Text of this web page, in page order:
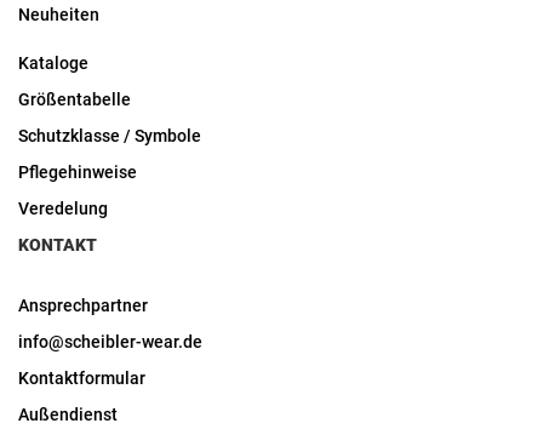
Neuheiten
Kataloge
Größentabelle
Schutzklasse / Symbole
Pflegehinweise
Veredelung
KONTAKT
Ansprechpartner
info@scheibler-wear.de
Kontaktformular
Außendienst